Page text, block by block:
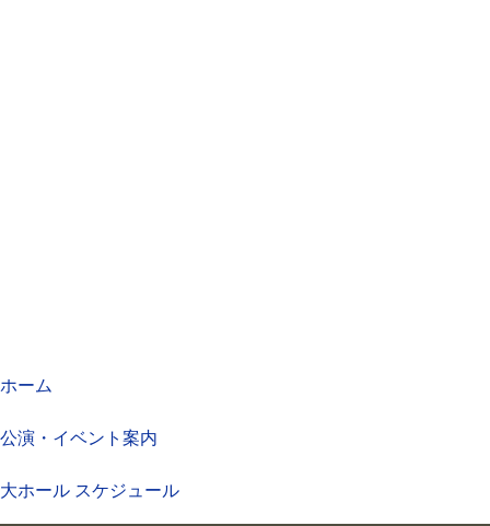
ホーム
公演・イベント案内
大ホール スケジュール